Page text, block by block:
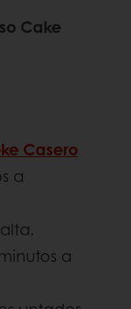
Cake
Casero
a
a